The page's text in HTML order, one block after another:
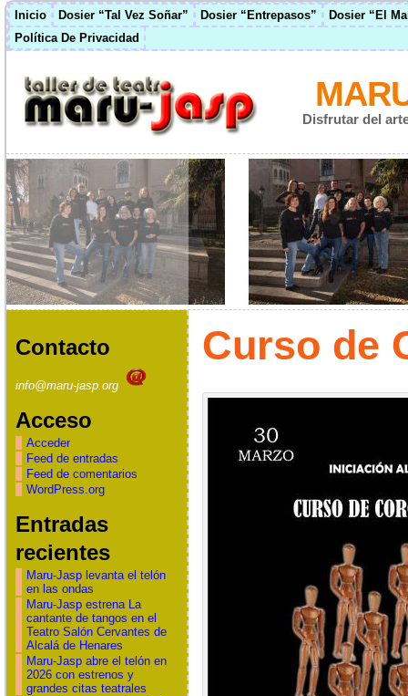
Inicio Dosier “Tal Vez Soñar” Dosier “Entrepasos”
Dosier “El
Política De Privacidad
Disfrutar del
Contacto
info@maru-jasp.org
Acceso
Acceder
Feed de entradas
Feed de comentarios
WordPress.org
Entradas
recientes
Maru-Jasp levanta el telón
en las ondas
Maru-Jasp estrena La
cantante de tangos en el
Teatro Salón Cervantes de
Alcalá de Henares
Maru-Jasp abre el telón en
2026 con estrenos y
grandes citas teatrales
Curso de